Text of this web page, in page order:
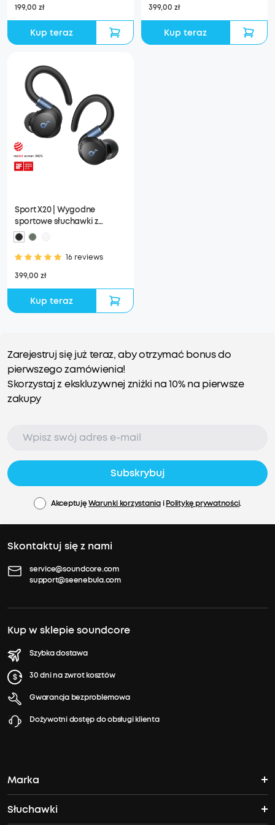
199,00 zł
Kup teraz
399,00 zł
Kup teraz
Sport X20 | Wygodne
sportowe słuchawki z
haczykiem
16 reviews
399,00 zł
Kup teraz
Zarejestruj się już teraz, aby otrzymać bonus do
pierwszego zamówienia!
Skorzystaj z ekskluzywnej zniżki na 10% na pierwsze
zakupy
Subskrybuj
AkceptujęWarunki korzystaniaiPolitykę prywatności.
Skontaktuj się z nami
service@soundcore.com
support@seenebula.com
Kup w sklepie soundcore
Szybka dostawa
30 dni na zwrot kosztów
Gwarancja bezproblemowa
Dożywotni dostęp do obsługi klienta
Marka
Historia Soundcore'a
Słuchawki